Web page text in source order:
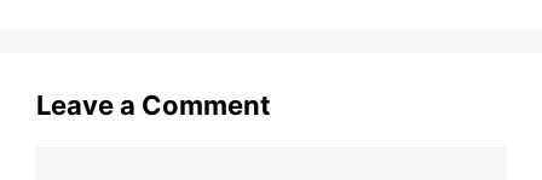
Leave a Comment